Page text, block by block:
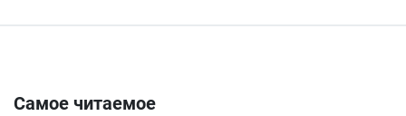
Самое читаемое